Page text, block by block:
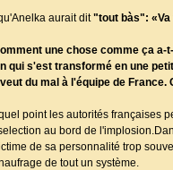
aurait dit"tout bàs": «Va
une chose comme ça a-
qui s'est transformé en une
du mal à l'équipe de
point les autorités françaises
au bord de
de sa personnalité trop
de tout un système.